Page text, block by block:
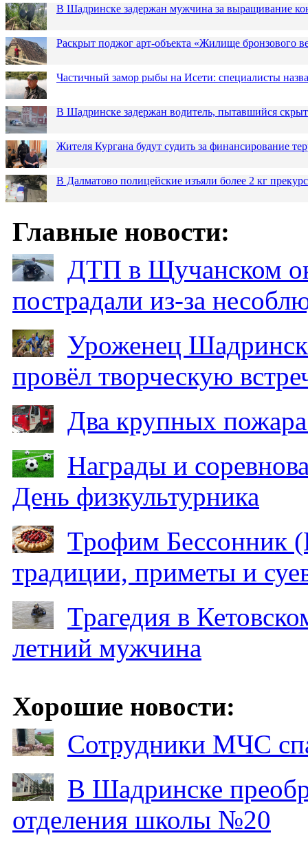
В Шадринске задержан мужчина за выращивание
Раскрыт поджог арт-объекта «Жилище бронзового
Частичный замор рыбы на Исети: специалисты
В Шадринске задержан водитель, пытавшийся
Жителя Кургана будут судить за финансирование
В Далматово полицейские изъяли более 2 кг
Главные новости:
ДТП в Щучанском
пострадали из-за
Уроженец
провёл творческую
Два крупных
Награды и
День физкультурника
Трофим Бессонник
традиции, приметы и
Трагедия в
летний мужчина
Хорошие новости:
Сотрудники МЧС
В Шадринске
отделения школы №20